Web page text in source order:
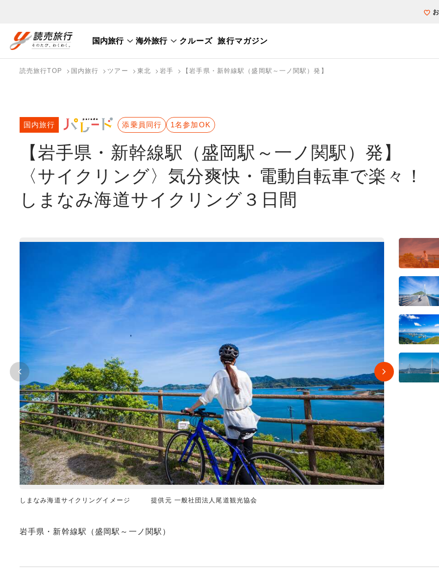
国内旅行 海外旅行 クルーズ 旅行マガジン
国内旅行トップ
海外旅行トップ
読売旅行TOP 国内旅行 ツアー 東北 岩手 【岩手県・新幹線駅（盛岡駅～一ノ関駅）発】
【岩手県・新幹線駅（盛岡駅～一ノ関駅）発】
〈サイクリング〉気分爽快・電動自転車で楽々！
しまなみ海道サイクリング３日間
国内旅行 添乗員同行 1名参加OK
しまなみ海道サイクリングイメージ 提供元 一般社団法人尾道観光協会
岩手県・新幹線駅（盛岡駅～一ノ関駅）